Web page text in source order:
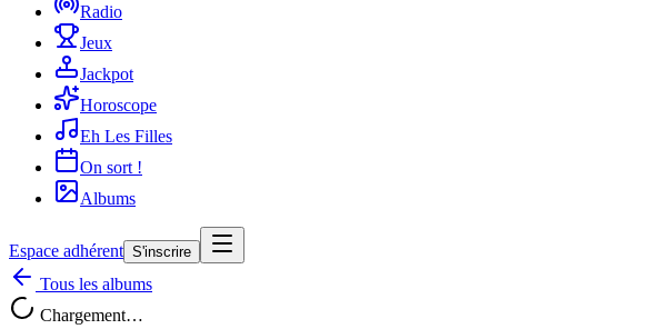
Radio
Jeux
Jackpot
Horoscope
Eh Les Filles
On sort !
Albums
Espace adhérent S'inscrire
Tous les albums
Chargement…